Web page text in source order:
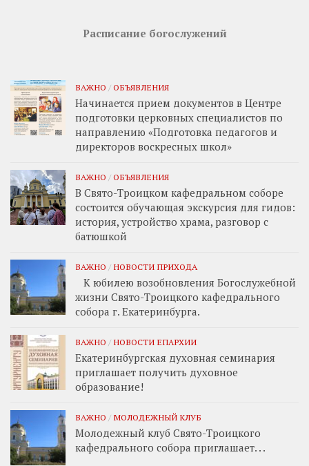
Расписание богослужений
ВАЖНО / ОБЪЯВЛЕНИЯ
Начинается прием документов в Центре
подготовки церковных специалистов по
направлению «Подготовка педагогов и
директоров воскресных школ»
ВАЖНО / ОБЪЯВЛЕНИЯ
В Свято-Троицком кафедральном соборе
состоится обучающая экскурсия для гидов:
история, устройство храма, разговор с
батюшкой
ВАЖНО / НОВОСТИ ПРИХОДА
К юбилею возобновления Богослужебной
жизни Свято-Троицкого кафедрального
собора г. Екатеринбурга.
ВАЖНО / НОВОСТИ ЕПАРХИИ
Екатеринбургская духовная семинария
приглашает получить духовное
образование!
ВАЖНО / МОЛОДЕЖНЫЙ КЛУБ
Молодежный клуб Свято-Троицкого
кафедрального собора приглашает. . .